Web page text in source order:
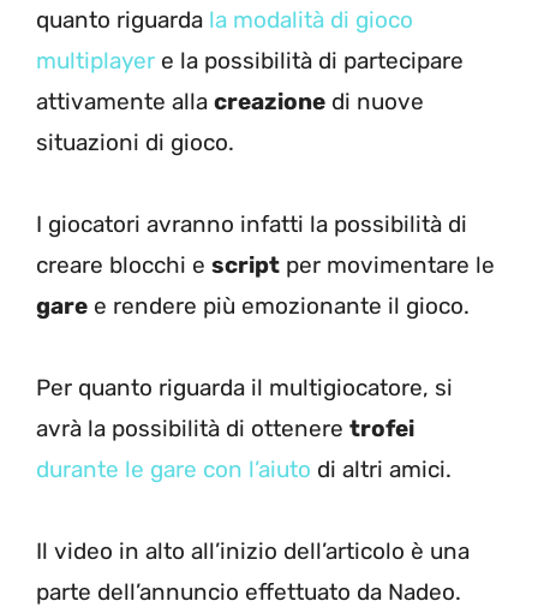
quanto riguarda la modalità di gioco
multiplayer e la possibilità di partecipare
attivamente alla creazione di nuove
situazioni di gioco.
I giocatori avranno infatti la possibilità di
creare blocchi e script per movimentare le
gare e rendere più emozionante il gioco.
Per quanto riguarda il multigiocatore, si
avrà la possibilità di ottenere trofei
durante le gare con l’aiuto di altri amici.
Il video in alto all’inizio dell’articolo è una
parte dell’annuncio effettuato da Nadeo.